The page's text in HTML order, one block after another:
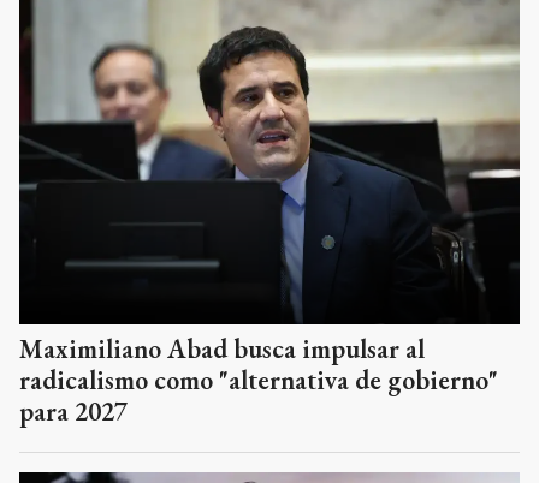
Maximiliano Abad busca impulsar al
radicalismo como "alternativa de gobierno"
para 2027